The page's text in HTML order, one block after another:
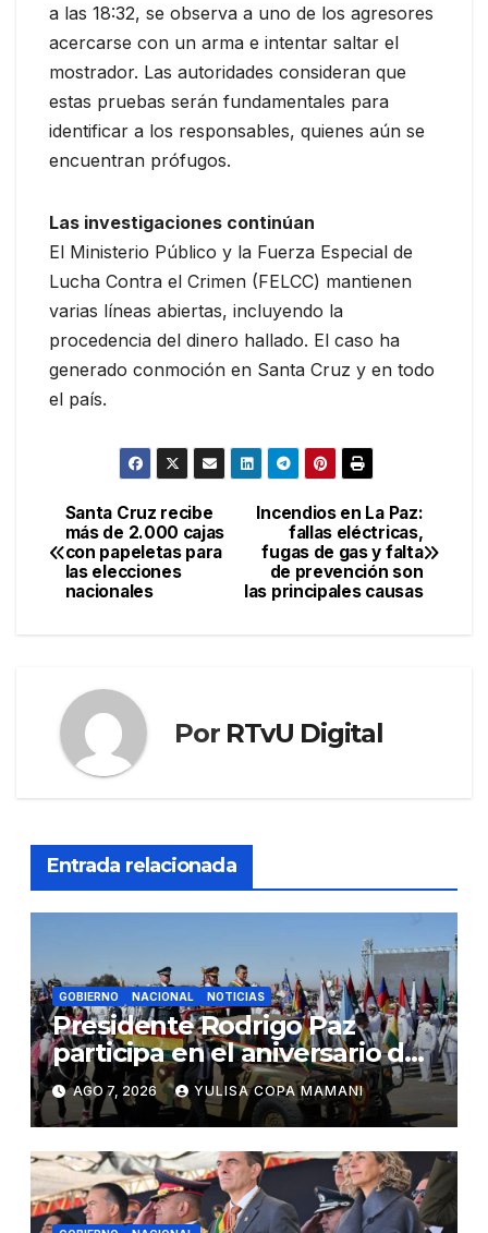
a las 18:32, se observa a uno de los agresores
acercarse con un arma e intentar saltar el
mostrador. Las autoridades consideran que
estas pruebas serán fundamentales para
identificar a los responsables, quienes aún se
encuentran prófugos.
Las investigaciones continúan
El Ministerio Público y la Fuerza Especial de
Lucha Contra el Crimen (FELCC) mantienen
varias líneas abiertas, incluyendo la
procedencia del dinero hallado. El caso ha
generado conmoción en Santa Cruz y en todo
el país.
Navegación
de
Incendios en La Paz:
fallas eléctricas,
fugas de gas y falta
de prevención son
las principales causas
Santa Cruz recibe
más de 2.000 cajas
con papeletas para
las elecciones
nacionales
Por RTvU Digital
Entrada relacionada
GOBIERNO NACIONAL NOTICIAS
Presidente Rodrigo Paz
participa en el aniversario de
las Fuerzas Armadas
AGO 7, 2026 YULISA COPA MAMANI